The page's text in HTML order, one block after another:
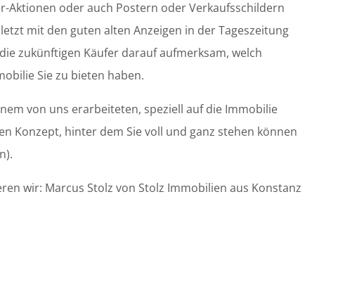
Aktionen oder auch Postern oder Verkaufsschildern
mit den guten alten Anzeigen in der Tageszeitung
zukünftigen Käufer darauf aufmerksam, welch
Sie zu bieten haben.
von uns erarbeiteten, speziell auf die Immobilie
Konzept, hinter dem Sie voll und ganz stehen können
wir: Marcus Stolz von Stolz Immobilien aus Konstanz